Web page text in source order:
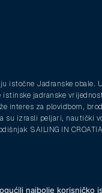
istočne Jadranske obale.
jadranske
interes za plovidbom,
su izrasli peljari, nautički
SAILING IN CROATIA
najbolje